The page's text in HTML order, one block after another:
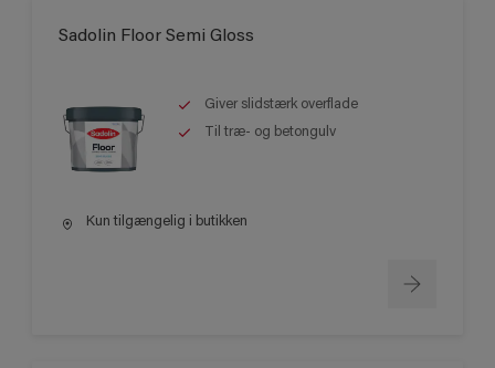
Sadolin Floor Semi Gloss
Giver slidstærk overflade
Til træ- og betongulv
Kun tilgængelig i butikken